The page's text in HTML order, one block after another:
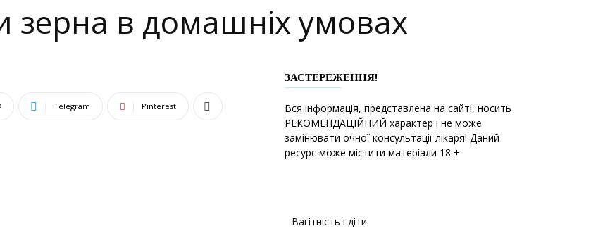
зерна в домашніх умовах
Telegram Pinterest
ЗАСТЕРЕЖЕННЯ!
Вся інформація, представлена на сайті, носить
РЕКОМЕНДАЦІЙНИЙ характер і не може
замінювати очної консультації лікаря! Даний
ресурс може містити матеріали 18 +
Вагітність і діти